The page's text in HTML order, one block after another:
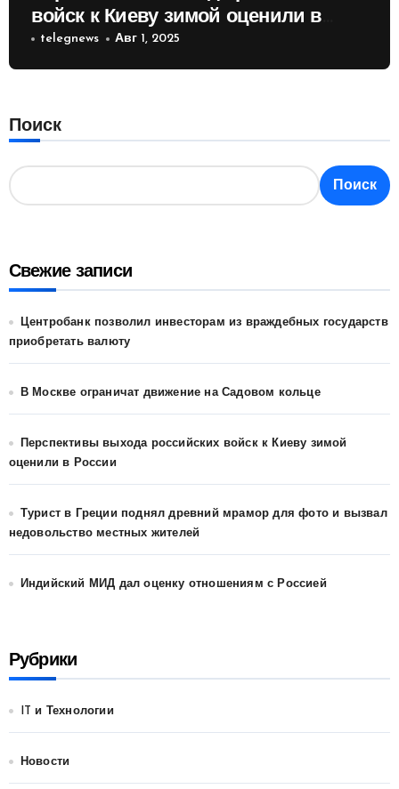
войск к Киеву зимой оценили в
России
telegnews Авг 1, 2025
Поиск
Поиск
Свежие записи
Центробанк позволил инвесторам из враждебных государств
приобретать валюту
В Москве ограничат движение на Садовом кольце
Перспективы выхода российских войск к Киеву зимой
оценили в России
Турист в Греции поднял древний мрамор для фото и вызвал
недовольство местных жителей
Индийский МИД дал оценку отношениям с Россией
Рубрики
IT и Технологии
Новости